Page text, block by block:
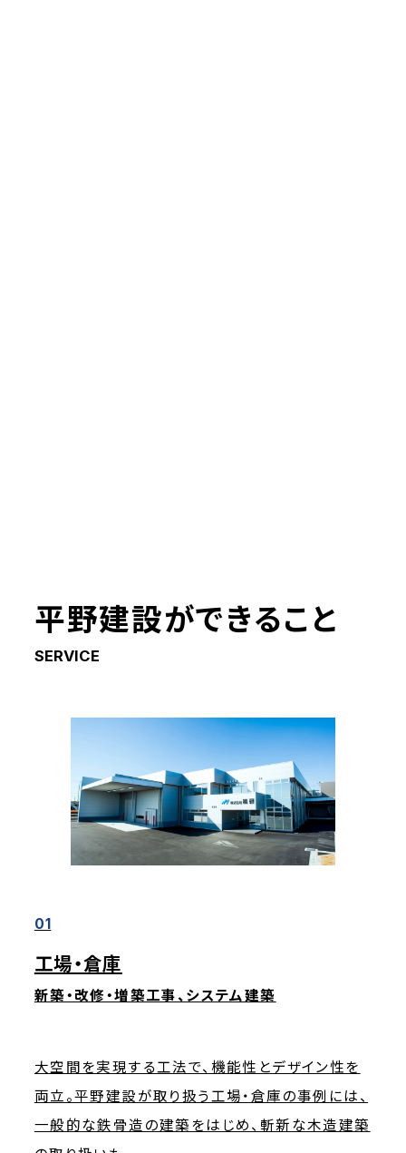
平野建設ができること
SERVICE
01
工場・倉庫
新築・改修・増築工事、システム建築
大空間を実現する工法で、機能性とデザイン性を
両立。平野建設が取り扱う工場・倉庫の事例には、
一般的な鉄骨造の建築をはじめ、斬新な木造建築